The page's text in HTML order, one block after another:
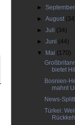
► September
►August
►Juli (34)
►Juni (44)
▼
Mai (170)
bietet
Bosnien-
mahnt
News-
Türkei: